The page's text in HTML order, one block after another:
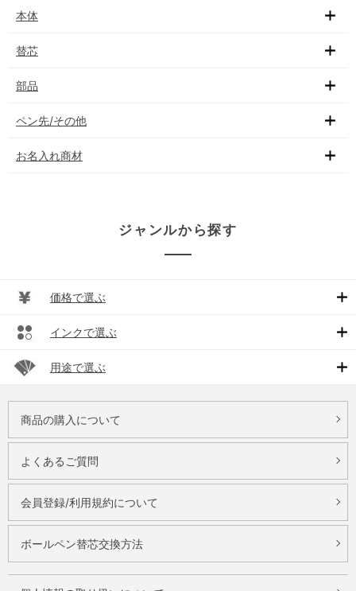
本体
替芯
部品
ペン先/その他
お名入れ商材
ジャンルから探す
価格で選ぶ
インクで選ぶ
用途で選ぶ
商品の購入について
よくあるご質問
会員登録/利用規約について
ボールペン替芯交換方法